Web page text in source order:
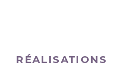
RÉALISATIONS